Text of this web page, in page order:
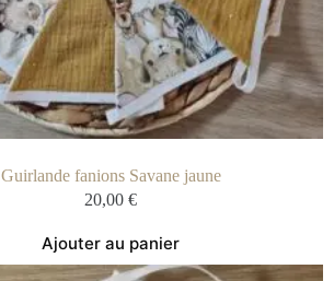
Guirlande fanions Savane jaune
20,00 €
Ajouter au panier